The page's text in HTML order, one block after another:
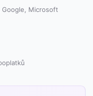
Microsoft